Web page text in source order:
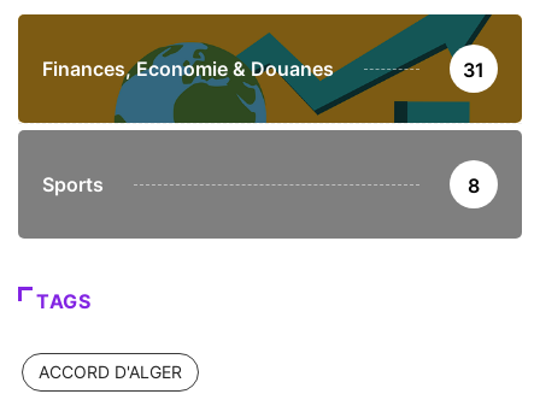
Finances, Economie & Douanes 31
Sports 8
TAGS
ACCORD D'ALGER